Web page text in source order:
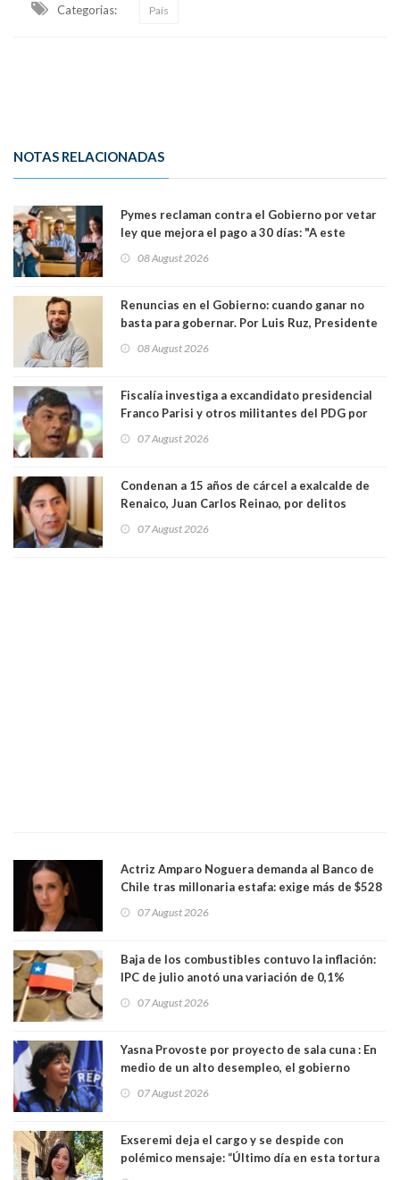
Categorias: País
NOTAS RELACIONADAS
Pymes reclaman contra el Gobierno por vetar
ley que mejora el pago a 30 días: "A este
medianas empresas"
08 August 2026
Renuncias en el Gobierno: cuando ganar no
basta para gobernar. Por Luis Ruz, Presidente
08 August 2026
Fiscalía investiga a excandidato presidencial
Franco Parisi y otros militantes del PDG por
07 August 2026
Condenan a 15 años de cárcel a exalcalde de
Renaico, Juan Carlos Reinao, por delitos
07 August 2026
Actriz Amparo Noguera demanda al Banco de
Chile tras millonaria estafa: exige más de $528
07 August 2026
Baja de los combustibles contuvo la inflación:
IPC de julio anotó una variación de 0,1%
07 August 2026
Yasna Provoste por proyecto de sala cuna : En
medio de un alto desempleo, el gobierno
07 August 2026
Exseremi deja el cargo y se despide con
polémico mensaje: “Último día en esta tortura